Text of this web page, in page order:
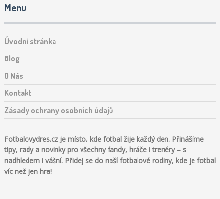
Menu
Úvodní stránka
Blog
O Nás
Kontakt
Zásady ochrany osobních údajů
Fotbalovydres.cz je místo, kde fotbal žije každý den. Přinášíme
tipy, rady a novinky pro všechny fandy, hráče i trenéry – s
nadhledem i vášní. Přidej se do naší fotbalové rodiny, kde je fotbal
víc než jen hra!